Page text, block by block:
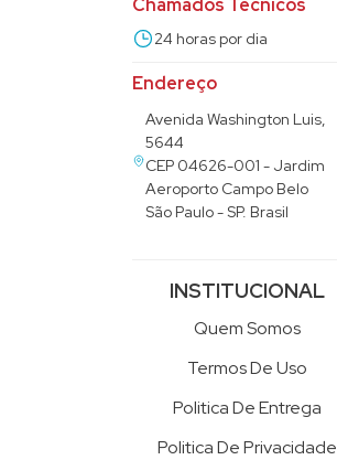
Chamados Técnicos
24 horas por dia
Endereço
Avenida Washington Luis,
5644
CEP 04626-001 - Jardim
Aeroporto Campo Belo
São Paulo - SP. Brasil
INSTITUCIONAL
Quem Somos
Termos De Uso
Politica De Entrega
Politica De Privacidade